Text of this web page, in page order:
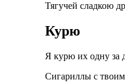
Тягучей сладкою
Курю
Я курю их одну за
Сигариллы с